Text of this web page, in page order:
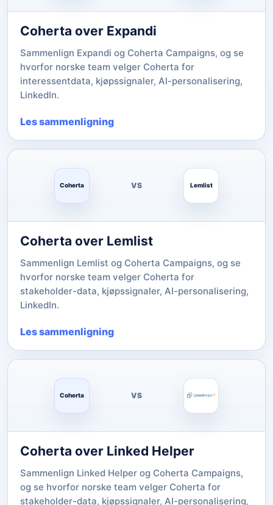
Coherta over Expandi
Sammenlign Expandi og Coherta Campaigns, og se
hvorfor norske team velger Coherta for
interessentdata, kjøpssignaler, AI-personalisering,
LinkedIn.
Les sammenligning
Coherta VS Lemlist
Coherta over Lemlist
Sammenlign Lemlist og Coherta Campaigns, og se
hvorfor norske team velger Coherta for
stakeholder-data, kjøpssignaler, AI-personalisering,
LinkedIn.
Les sammenligning
Coherta VS
Coherta over Linked Helper
Sammenlign Linked Helper og Coherta Campaigns,
og se hvorfor norske team velger Coherta for
stakeholder-data, kjøpssignaler, AI-personalisering,